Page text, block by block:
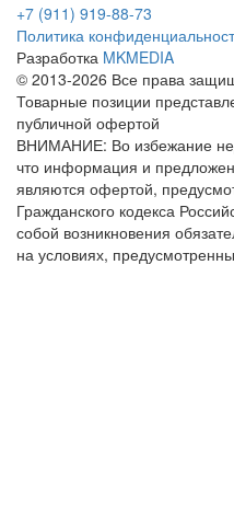
+7 (911) 919-88-73
Политика
Разработка MKMEDIA
© 2013-2026 Все права
Товарные позиции
публичной офертой
ВНИМАНИЕ: Во избежание
что информация и
являются офертой,
Гражданского кодекса
собой возникновения
на условиях,